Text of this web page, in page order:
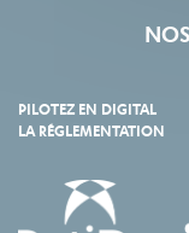
PILOTEZ EN DIGITAL
LA RÉGLEMENTATION